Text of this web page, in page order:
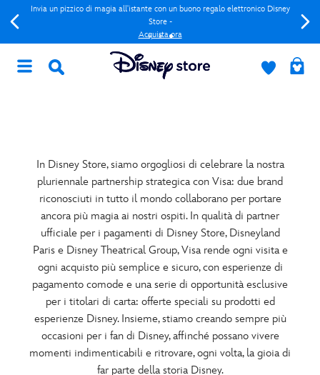
Invia un pizzico di magia all'istante con un buono regalo elettronico Disney
Store -
Acquista ora
In Disney Store, siamo orgogliosi di celebrare la nostra
pluriennale partnership strategica con Visa: due brand
riconosciuti in tutto il mondo collaborano per portare
ancora più magia ai nostri ospiti. In qualità di partner
ufficiale per i pagamenti di Disney Store, Disneyland
Paris e Disney Theatrical Group, Visa rende ogni visita e
ogni acquisto più semplice e sicuro, con esperienze di
pagamento comode e una serie di opportunità esclusive
per i titolari di carta: offerte speciali su prodotti ed
esperienze Disney. Insieme, stiamo creando sempre più
occasioni per i fan di Disney, affinché possano vivere
momenti indimenticabili e ritrovare, ogni volta, la gioia di
far parte della storia Disney.